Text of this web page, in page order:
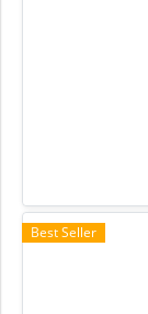
Best Seller